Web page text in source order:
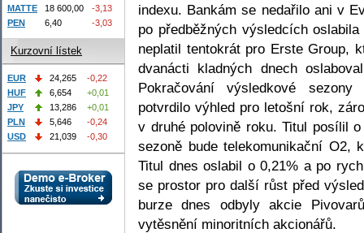
indexu. Bankám se nedařilo ani v
po předběžných výsledcích
neplatil tentokrát pro Erste Group,
dvanácti kladných dnech
Pokračování výsledkové
potvrdilo výhled pro letošní rok,
v druhé polovině roku. Titul posílil
sezoně bude telekomunikační
Titul dnes oslabil o 0,21% a po
se prostor pro další růst před
burze dnes odbyly akcie
vytěsnění minoritních akcionářů.
MATTE
18 600,00
-3,13
PEN
6,40 -3,03
Kurzovní lístek
EUR 24,265
-0,22
HUF
6,654
+0,01
JPY
13,286
+0,01
PLN
5,646
-0,24
USD
21,039 -0,30